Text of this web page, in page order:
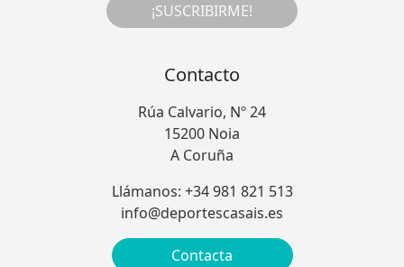
¡SUSCRIBIRME!
Contacto
Rúa Calvario, Nº 24
15200 Noia
A Coruña
Llámanos: +34 981 821 513
info@deportescasais.es
Contacta